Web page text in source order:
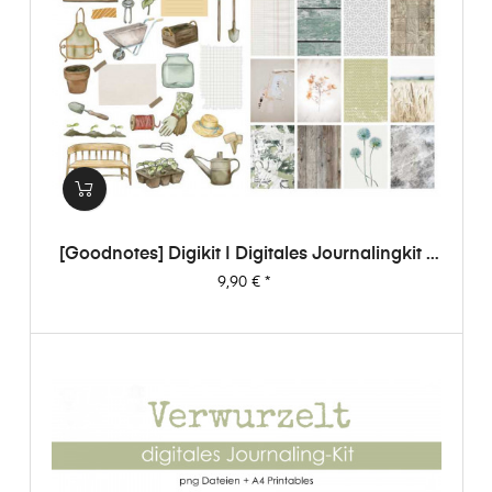
[Goodnotes] Digikit | Digitales Journalingkit -
Verwurzelt
Preis
9,90 €*